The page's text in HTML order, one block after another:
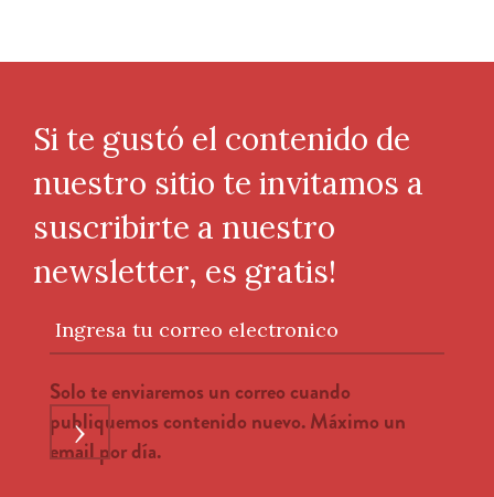
Si te gustó el contenido de
nuestro sitio te invitamos a
suscribirte a nuestro
newsletter, es gratis!
Ingresa tu correo electronico
Solo te enviaremos un correo cuando
publiquemos contenido nuevo. Máximo un
email por día.
›